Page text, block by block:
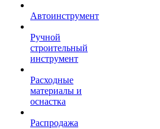
Автоинструмент
Ручной
строительный
инструмент
Расходные
материалы и
оснастка
Распродажа